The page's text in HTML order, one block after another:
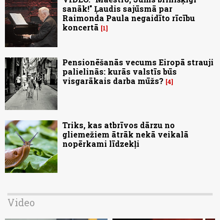
sanāk!" Ļaudis sajūsmā par
Raimonda Paula negaidīto rīcību
koncertā
1
Pensionēšanās vecums Eiropā strauji
palielinās: kurās valstīs būs
visgarākais darba mūžs? 4
Triks, kas atbrīvos dārzu no
gliemežiem ātrāk nekā veikalā
nopērkami līdzekļi
Video